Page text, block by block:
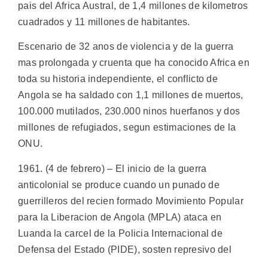
pais del Africa Austral, de 1,4 millones de kilometros
cuadrados y 11 millones de habitantes.
Escenario de 32 anos de violencia y de la guerra
mas prolongada y cruenta que ha conocido Africa en
toda su historia independiente, el conflicto de
Angola se ha saldado con 1,1 millones de muertos,
100.000 mutilados, 230.000 ninos huerfanos y dos
millones de refugiados, segun estimaciones de la
ONU.
1961. (4 de febrero) – El inicio de la guerra
anticolonial se produce cuando un punado de
guerrilleros del recien formado Movimiento Popular
para la Liberacion de Angola (MPLA) ataca en
Luanda la carcel de la Policia Internacional de
Defensa del Estado (PIDE), sosten represivo del